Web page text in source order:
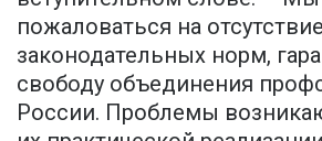
пожаловаться на
законодательных норм,
свободу объединения
России. Проблемы